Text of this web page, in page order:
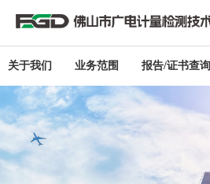
关于我们 业务范围 报告/证书查询